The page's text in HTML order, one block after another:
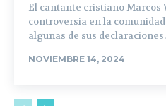
El cantante cristiano Marcos
controversia en la
algunas de sus
NOVIEMBRE 14, 2024